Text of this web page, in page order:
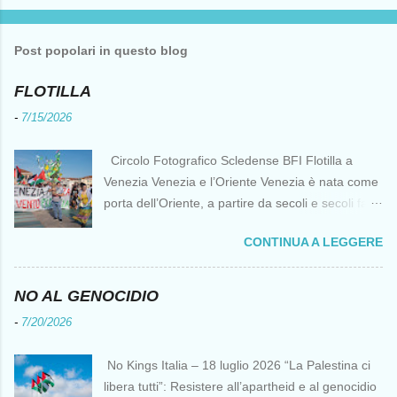
Post popolari in questo blog
FLOTILLA
- 7/15/2026
Circolo Fotografico Scledense BFI Flotilla a
Venezia Venezia e l’Oriente Venezia è nata come
porta dell’Oriente, a partire da secoli e secoli fa ai
di cantierizzazione veneziane divennero preziose
per tutti i crociati diretti a Gerusalemme. Proprio
le crociate fornirono ai veneziani l’occasione per
del Duecento. Dal XIII al XV secolo Venezia
CONTINUA A LEGGERE
NO AL GENOCIDIO
- 7/20/2026
No Kings Italia – 18 luglio 2026 “La Palestina ci
libera tutti”: Resistere all’apartheid e al genocidio